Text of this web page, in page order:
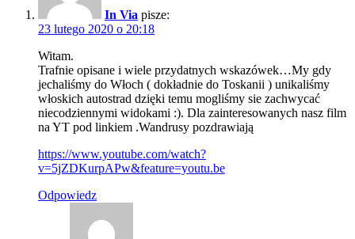
In Via pisze:
23 lutego 2020 o 20:18
Witam.
Trafnie opisane i wiele przydatnych wskazówek…My gdy
jechaliśmy do Włoch ( dokładnie do Toskanii ) unikaliśmy
włoskich autostrad dzięki temu mogliśmy sie zachwycać
niecodziennymi widokami :). Dla zainteresowanych nasz film
na YT pod linkiem .Wandrusy pozdrawiają
https://www.youtube.com/watch?
v=5jZDKurpAPw&feature=youtu.be
Odpowiedz